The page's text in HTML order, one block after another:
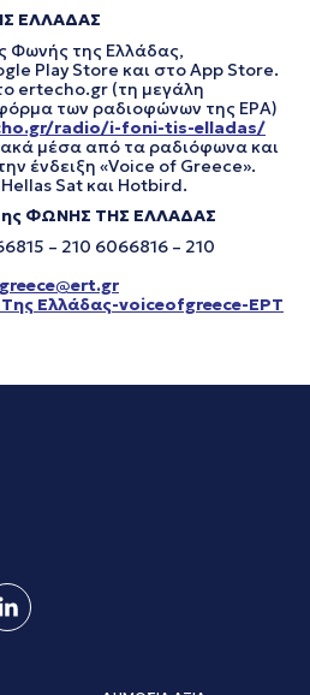
ΕΛΛΑΔΑΣ
Φωνής της Ελλάδας,
Play Store και στο App Store.
ertecho.gr (τη μεγάλη
των ραδιοφώνων της ΕΡΑ)
radio/i-foni-tis-elladas/
μέσα από τα ραδιόφωνα και
ένδειξη «Voice of Greece».
Sat και Hotbird.
της ΦΩΝΗΣ ΤΗΣ ΕΛΛΑΔΑΣ
– 210 6066816 – 210
Ελλάδας-voiceofgreece-ΕΡΤ